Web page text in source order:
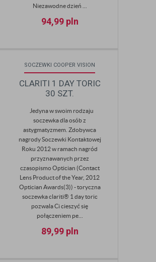
Niezawodne dzień ...
94,99 pln
SOCZEWKI COOPER VISION
CLARITI 1 DAY TORIC
30 SZT.
Jedyna w swoim rodzaju
soczewka dla osób z
astygmatyzmem. Zdobywca
nagrody Soczewki Kontaktowej
Roku 2012 w ramach nagród
przyznawanych przez
czasopismo Optician (Contact
Lens Product of the Year, 2012
Optician Awards(3)) - toryczna
soczewka clariti® 1 day toric
pozwala Ci cieszyć się
połączeniem pe...
89,99 pln